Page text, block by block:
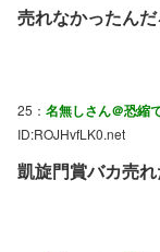
売れなかったん
25： 名無しさん＠恐縮
ID:ROJHvfLK0.net
凱旋門賞バカ売